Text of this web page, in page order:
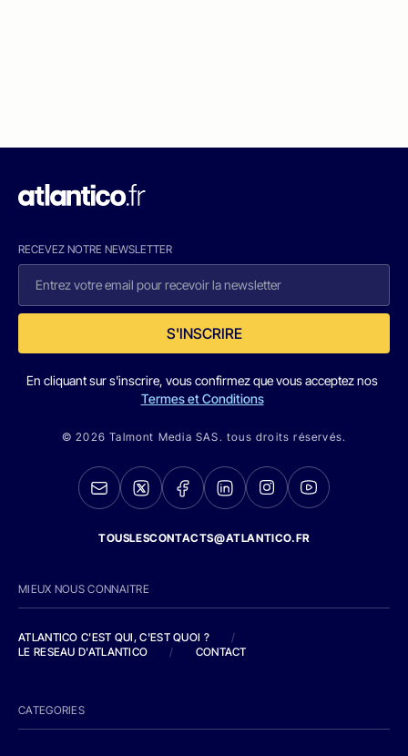
RECEVEZ NOTRE NEWSLETTER
S'INSCRIRE
En cliquant sur s'inscrire, vous confirmez que vous acceptez nos
Termes et Conditions
© 2026 Talmont Media SAS. tous droits réservés.
TOUSLESCONTACTS@ATLANTICO.FR
MIEUX NOUS CONNAITRE
ATLANTICO C'EST QUI, C'EST QUOI ?
/
LE RESEAU D'ATLANTICO
/ CONTACT
CATEGORIES